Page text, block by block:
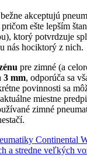
akceptujú
ešte lepším
ktorý potvrdzuje
nás hociktorý z nich.
pre zimné (a
3 mm, odporúča sa
povinnosti sa
miestne
zimné